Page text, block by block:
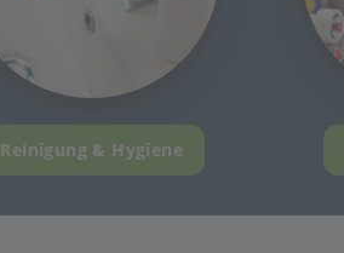
Reinigung & Hygiene